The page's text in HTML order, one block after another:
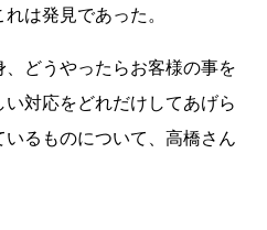
は発見であった。
どうやったらお客様の事を
対応をどれだけしてあげら
るものについて、高橋さん